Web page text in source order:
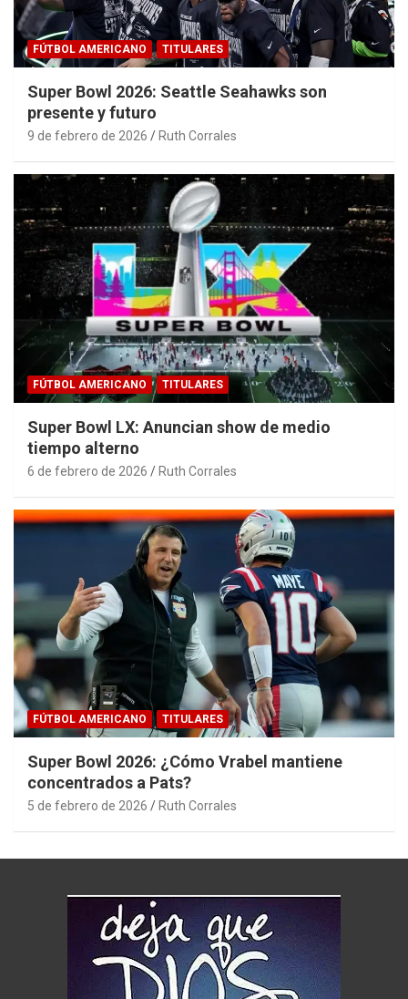
FÚTBOL AMERICANO TITULARES
Super Bowl 2026: Seattle Seahawks son
presente y futuro
9 de febrero de 2026 Ruth Corrales
FÚTBOL AMERICANO TITULARES
Super Bowl LX: Anuncian show de medio
tiempo alterno
6 de febrero de 2026 Ruth Corrales
FÚTBOL AMERICANO TITULARES
Super Bowl 2026: ¿Cómo Vrabel mantiene
concentrados a Pats?
5 de febrero de 2026 Ruth Corrales